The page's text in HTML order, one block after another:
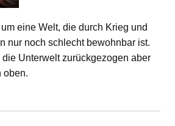
eine Welt, die durch Krieg und
nur noch schlecht bewohnbar ist.
Unterwelt zurückgezogen aber
oben.